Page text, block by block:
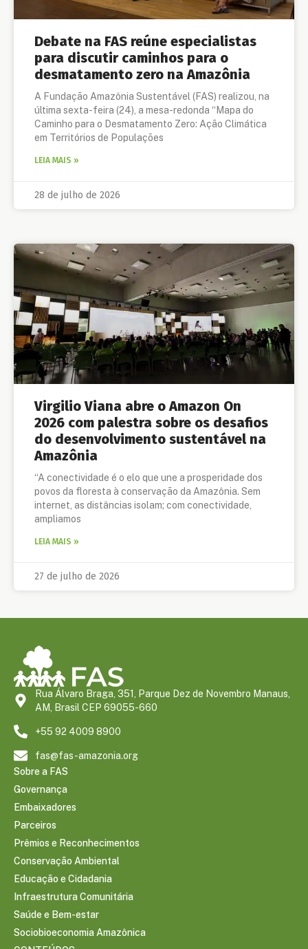
Debate na FAS reúne especialistas
para discutir caminhos para o
desmatamento zero na Amazônia
A Fundação Amazônia Sustentável (FAS) realizou, na
última sexta-feira (24), a mesa-redonda “Mapa do
Caminho para o Desmatamento Zero: Ação Climática
em Territórios de Populações
LEIA MAIS »
28 de julho de 2026
Virgilio Viana abre o Amazon On
2026 com palestra sobre os desafios
do desenvolvimento sustentável na
Amazônia
“A conectividade é o elo que une a prosperidade dos
povos da floresta à conservação da Amazônia. Sem
internet, as distâncias isolam; com conectividade,
ampliamos
LEIA MAIS »
27 de julho de 2026
Rua Álvaro Braga, 351, Parque Dez de Novembro Manaus,
AM, Brasil CEP 69055-660
+55 92 4009 8900
fas@fas-amazonia.org
Sobre a FAS
Governança
Embaixadores
Parceiros
Prêmios e Reconhecimentos
Conservação Ambiental
Educação e Cidadania
Infraestrutura Comunitária
Saúde e Bem-estar
Sociobioeconomia Amazônica